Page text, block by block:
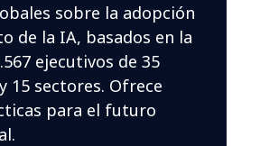
sobre la adopción
de la IA, basados en la
ejecutivos de 35
15 sectores. Ofrece
para el futuro